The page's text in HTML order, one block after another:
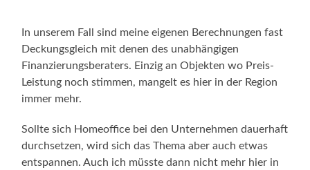
In unserem Fall sind meine eigenen Berechnungen fast
Deckungsgleich mit denen des unabhängigen
Finanzierungsberaters. Einzig an Objekten wo Preis-
Leistung noch stimmen, mangelt es hier in der Region
immer mehr.
Sollte sich Homeoffice bei den Unternehmen dauerhaft
durchsetzen, wird sich das Thema aber auch etwas
entspannen. Auch ich müsste dann nicht mehr hier in